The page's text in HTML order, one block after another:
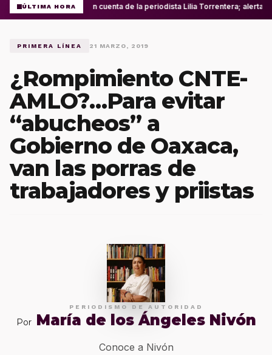
ÚLTIMA HORARoban cuenta de la periodista Lilia Torrentera; alerta
PRIMERA LÍNEA 21 MARZO, 2019
¿Rompimiento CNTE-
AMLO?…Para evitar
“abucheos” a
Gobierno de Oaxaca,
van las porras de
trabajadores y priistas
PERIODISMO DE AUTORIDAD
Por María de los Ángeles Nivón
Conoce a Nivón